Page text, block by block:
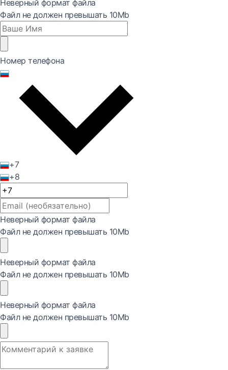
Неверный формат файла
Файл не должен превышать 10Mb
Номер телефона
+7
+8
Неверный формат файла
Файл не должен превышать 10Mb
Неверный формат файла
Файл не должен превышать 10Mb
Неверный формат файла
Файл не должен превышать 10Mb